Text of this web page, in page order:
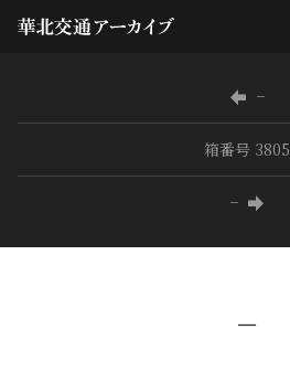
−
箱番号 3805
−
−